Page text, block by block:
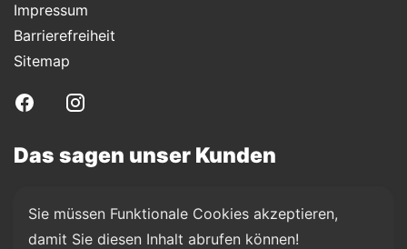
Impressum
Barrierefreiheit
Sitemap
Das sagen unser Kunden
Sie müssen Funktionale Cookies akzeptieren,
damit Sie diesen Inhalt abrufen können!